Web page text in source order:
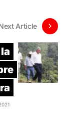
Article